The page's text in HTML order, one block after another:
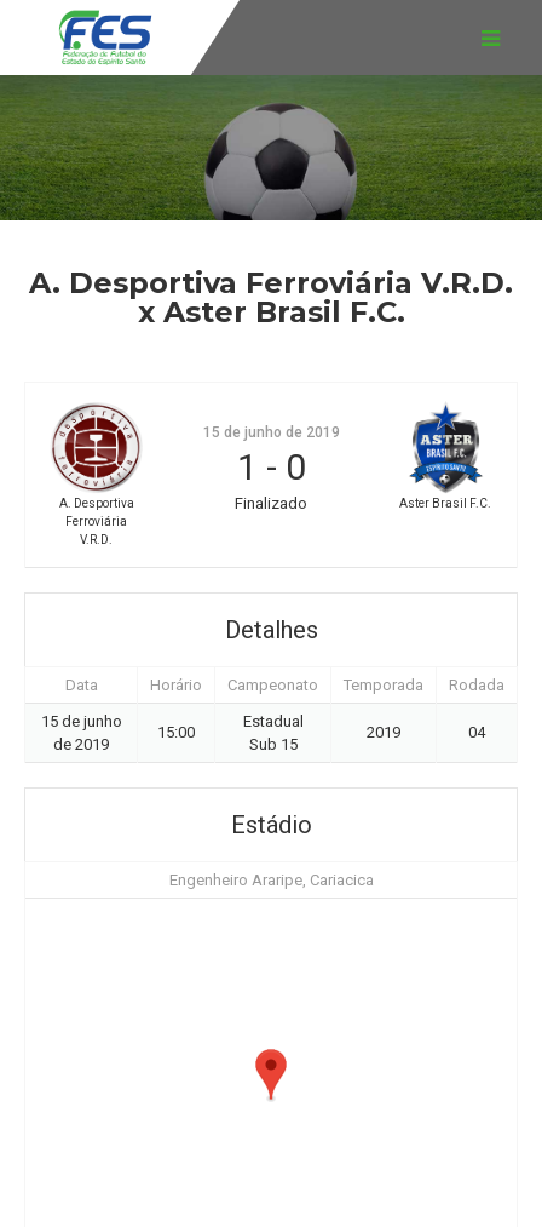
A. Desportiva Ferroviária V.R.D.
x Aster Brasil F.C.
A. Desportiva
Ferroviária
V.R.D.
Aster Brasil F.C.
15 de junho de 2019
1 - 0
Finalizado
Detalhes
Data Horário Campeonato Temporada
Rodada
15 de junho
de 2019
15:00
Estadual
Sub 15
2019 04
Estádio
Engenheiro Araripe, Cariacica